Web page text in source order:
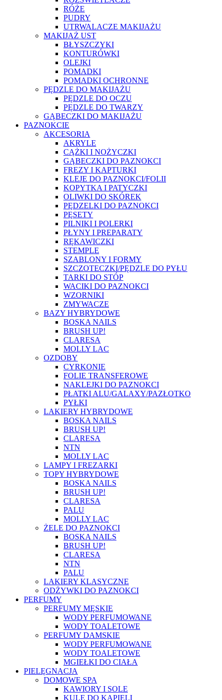
RÓŻE
PUDRY
UTRWALACZE MAKIJAŻU
MAKIJAŻ UST
BŁYSZCZYKI
KONTURÓWKI
OLEJKI
POMADKI
POMADKI OCHRONNE
PĘDZLE DO MAKIJAŻU
PĘDZLE DO OCZU
PĘDZLE DO TWARZY
GĄBECZKI DO MAKIJAŻU
PAZNOKCIE
AKCESORIA
AKRYLE
CĄŻKI I NOŻYCZKI
GĄBECZKI DO PAZNOKCI
FREZY I KAPTURKI
KLEJE DO PAZNOKCI/FOLII
KOPYTKA I PATYCZKI
OLIWKI DO SKÓREK
PĘDZELKI DO PAZNOKCI
PĘSETY
PILNIKI I POLERKI
PŁYNY I PREPARATY
RĘKAWICZKI
STEMPLE
SZABLONY I FORMY
SZCZOTECZKI/PĘDZLE DO PYŁU
TARKI DO STÓP
WACIKI DO PAZNOKCI
WZORNIKI
ZMYWACZE
BAZY HYBRYDOWE
BOSKA NAILS
BRUSH UP!
CLARESA
MOLLY LAC
OZDOBY
CYRKONIE
FOLIE TRANSFEROWE
NAKLEJKI DO PAZNOKCI
PŁATKI ALU/GALAXY/PAZŁOTKO
PYŁKI
LAKIERY HYBRYDOWE
BOSKA NAILS
BRUSH UP!
CLARESA
NTN
MOLLY LAC
LAMPY I FREZARKI
TOPY HYBRYDOWE
BOSKA NAILS
BRUSH UP!
CLARESA
PALU
MOLLY LAC
ŻELE DO PAZNOKCI
BOSKA NAILS
BRUSH UP!
CLARESA
NTN
PALU
LAKIERY KLASYCZNE
ODŻYWKI DO PAZNOKCI
PERFUMY
PERFUMY MĘSKIE
WODY PERFUMOWANE
WODY TOALETOWE
PERFUMY DAMSKIE
WODY PERFUMOWANE
WODY TOALETOWE
MGIEŁKI DO CIAŁA
PIELĘGNACJA
DOMOWE SPA
KAWIORY I SOLE
KULE DO KĄPIELI